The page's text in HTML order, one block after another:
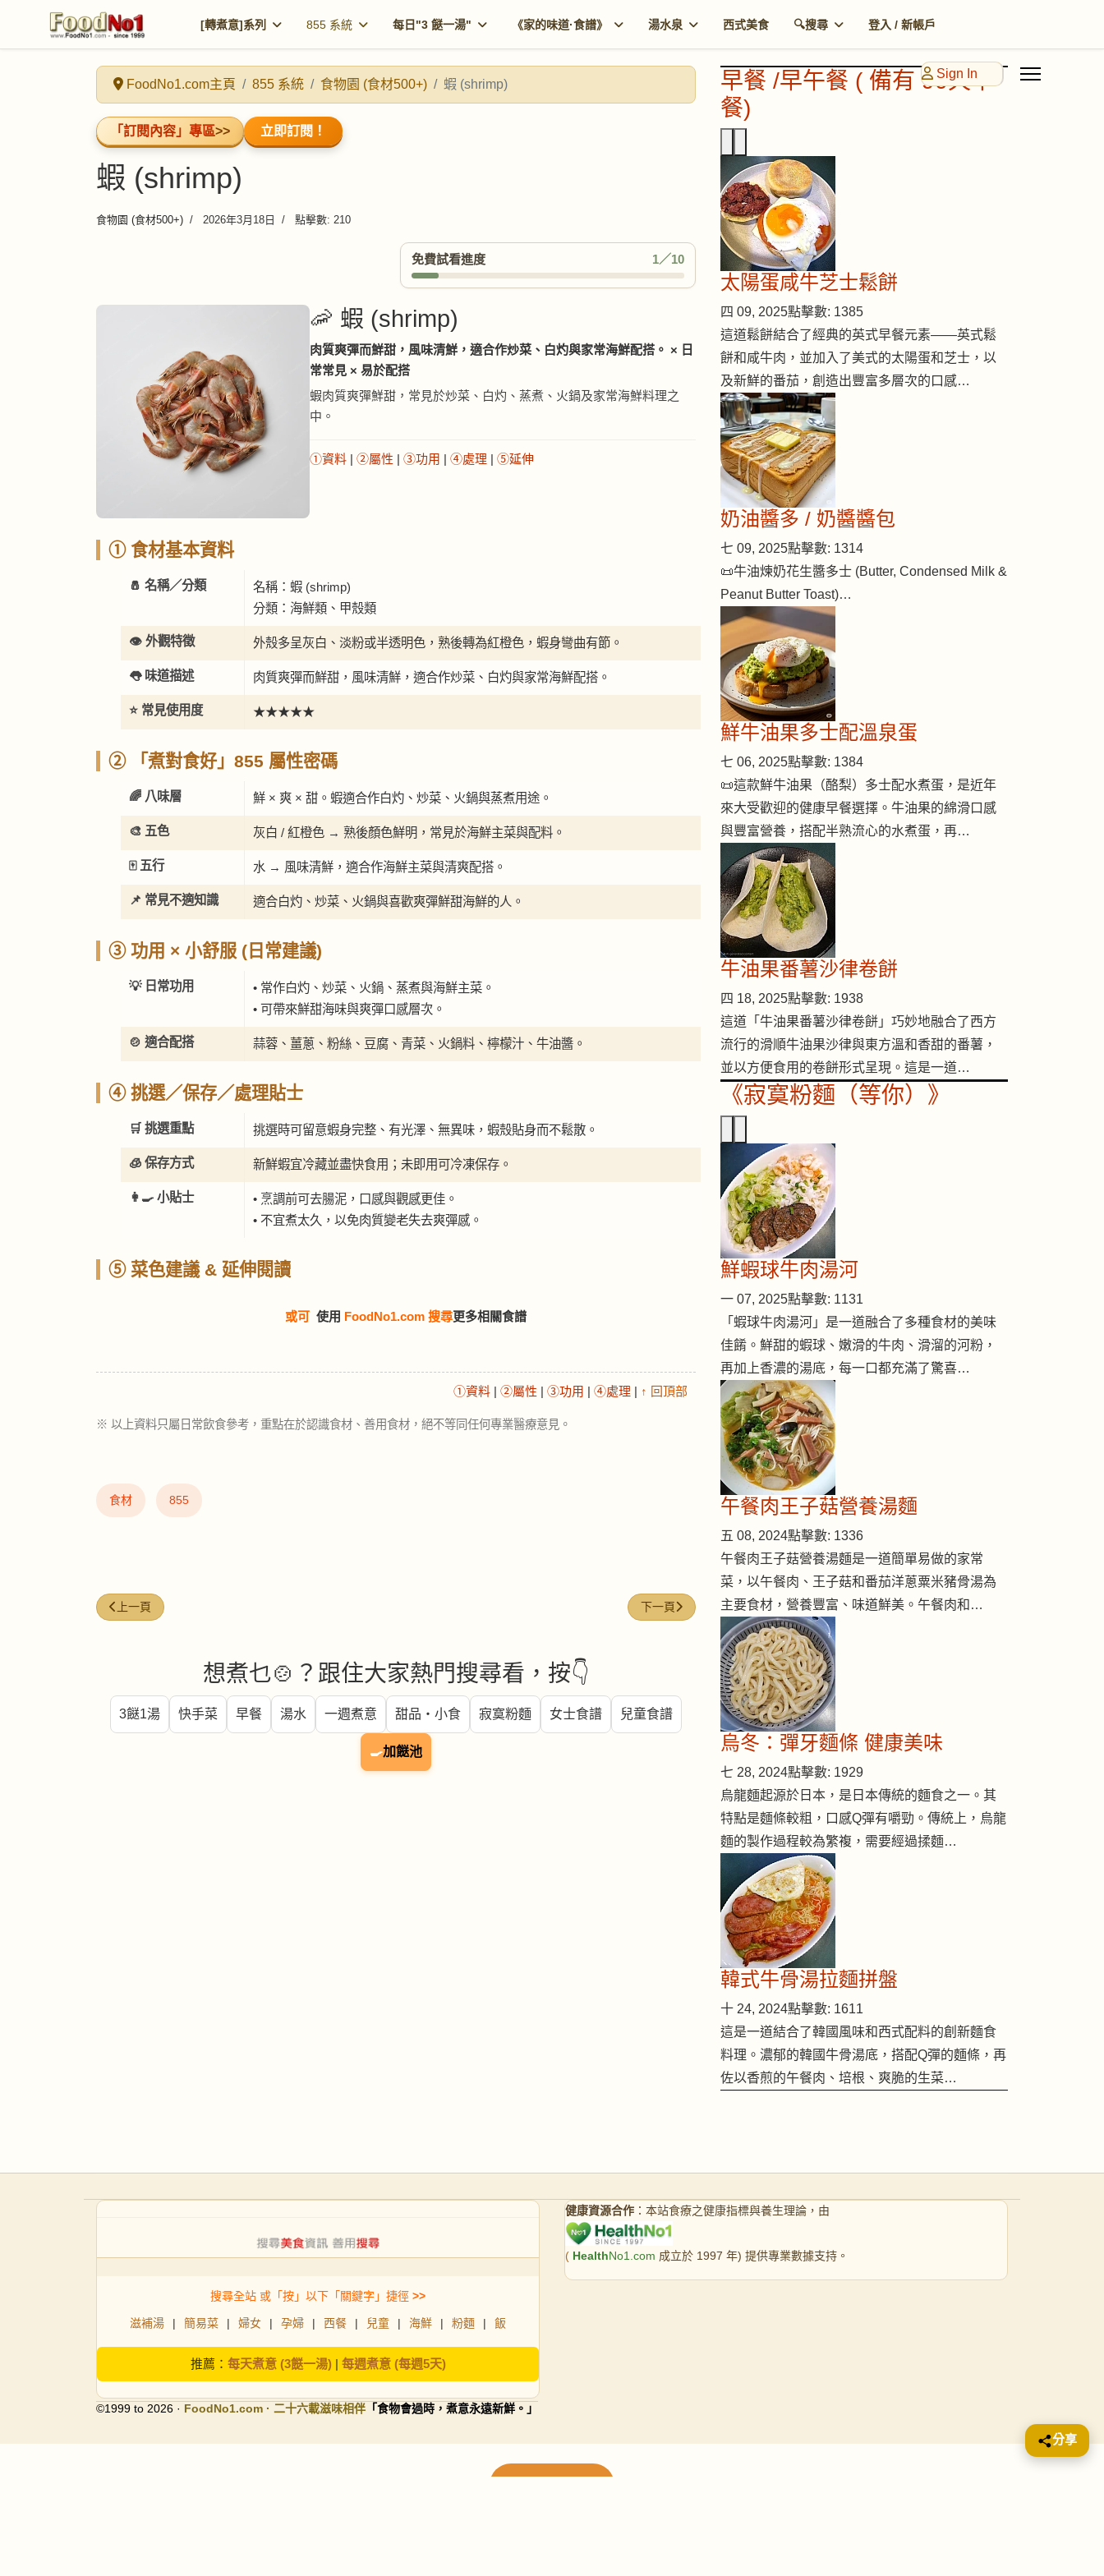
[轉煮意]系列 855 系統 每日"3 餸一湯" 《家的味道·食譜》 湯水泉 西式美食 🔍搜尋 登入 / 新帳戶
Sign In
FoodNo1.com主頁 855 系統 食物園 (食材500+) 蝦 (shrimp)
「訂閱內容」專區>> 立即訂閱！
蝦 (shrimp)
食物園 (食材500+) 2026年3月18日 點擊數: 210
免費試看進度 1／10
🦐 蝦 (shrimp)
肉質爽彈而鮮甜，風味清鮮，適合作炒菜、白灼與家常海鮮配搭。 × 日
常常見 × 易於配搭
蝦肉質爽彈鮮甜，常見於炒菜、白灼、蒸煮、火鍋及家常海鮮料理之
中。
①資料 | ②屬性 | ③功用 | ④處理 | ⑤延伸
① 食材基本資料
🧂 名稱／分類
名稱：蝦 (shrimp)
分類：海鮮類、甲殼類
👁️ 外觀特徵 外殼多呈灰白、淡粉或半透明色，熟後轉為紅橙色，蝦身彎曲有節。
👅 味道描述 肉質爽彈而鮮甜，風味清鮮，適合作炒菜、白灼與家常海鮮配搭。
⭐ 常見使用度 ★★★★★
② 「煮對食好」855 屬性密碼
🌈 八味層 鮮 × 爽 × 甜。蝦適合作白灼、炒菜、火鍋與蒸煮用途。
🎨 五色 灰白 / 紅橙色 → 熟後顏色鮮明，常見於海鮮主菜與配料。
🀄 五行 水 → 風味清鮮，適合作海鮮主菜與清爽配搭。
📌 常見不適知識 適合白灼、炒菜、火鍋與喜歡爽彈鮮甜海鮮的人。
③ 功用 × 小舒服 (日常建議)
💡 日常功用
• 常作白灼、炒菜、火鍋、蒸煮與海鮮主菜。
• 可帶來鮮甜海味與爽彈口感層次。
🍲 適合配搭 蒜蓉、薑蔥、粉絲、豆腐、青菜、火鍋料、檸檬汁、牛油醬。
④ 挑選／保存／處理貼士
🛒 挑選重點 挑選時可留意蝦身完整、有光澤、無異味，蝦殼貼身而不鬆散。
🧊 保存方式 新鮮蝦宜冷藏並盡快食用；未即用可冷凍保存。
👩‍🍳 小貼士
• 烹調前可去腸泥，口感與觀感更佳。
• 不宜煮太久，以免肉質變老失去爽彈感。
⑤ 菜色建議 & 延伸閱讀
或可 使用 FoodNo1.com 搜尋更多相關食譜
①資料 | ②屬性 | ③功用 | ④處理 | ↑ 回頂部
※ 以上資料只屬日常飲食參考，重點在於認識食材、善用食材，絕不等同任何專業醫療意見。
食材 855
上一篇文章: 牛小排 (Beef short ribs)
上一頁 下一篇文章: 鱈魚 (cod)
下一頁
想煮乜🍲？跟住大家熱門搜尋看，按👇
3餸1湯 快手菜 早餐 湯水 一週煮意 甜品・小食 寂寞粉麵 女士食譜 兒童食譜
🍳加餸池
早餐 /早午餐 ( 備有 90天早
餐)
太陽蛋咸牛芝士鬆餅
四 09, 2025點擊數: 1385
這道鬆餅結合了經典的英式早餐元素——英式鬆
餅和咸牛肉，並加入了美式的太陽蛋和芝士，以
及新鮮的番茄，創造出豐富多層次的口感…
奶油醬多 / 奶醬醬包
七 09, 2025點擊數: 1314
📜牛油煉奶花生醬多士 (Butter, Condensed Milk &
Peanut Butter Toast)…
鮮牛油果多士配溫泉蛋
七 06, 2025點擊數: 1384
📜這款鮮牛油果（酪梨）多士配水煮蛋，是近年
來大受歡迎的健康早餐選擇。牛油果的綿滑口感
與豐富營養，搭配半熟流心的水煮蛋，再…
牛油果番薯沙律卷餅
四 18, 2025點擊數: 1938
這道「牛油果番薯沙律卷餅」巧妙地融合了西方
流行的滑順牛油果沙律與東方溫和香甜的番薯，
並以方便食用的卷餅形式呈現。這是一道…
《寂寞粉麵（等你）》
鮮蝦球牛肉湯河
一 07, 2025點擊數: 1131
「蝦球牛肉湯河」是一道融合了多種食材的美味
佳餚。鮮甜的蝦球、嫩滑的牛肉、滑溜的河粉，
再加上香濃的湯底，每一口都充滿了驚喜…
午餐肉王子菇營養湯麵
五 08, 2024點擊數: 1336
午餐肉王子菇營養湯麵是一道簡單易做的家常
菜，以午餐肉、王子菇和番茄洋蔥粟米豬骨湯為
主要食材，營養豐富、味道鮮美。午餐肉和…
烏冬：彈牙麵條 健康美味
七 28, 2024點擊數: 1929
烏龍麵起源於日本，是日本傳統的麵食之一。其
特點是麵條較粗，口感Q彈有嚼勁。傳統上，烏龍
麵的製作過程較為繁複，需要經過揉麵…
韓式牛骨湯拉麵拼盤
十 24, 2024點擊數: 1611
這是一道結合了韓國風味和西式配料的創新麵食
料理。濃郁的韓國牛骨湯底，搭配Q彈的麵條，再
佐以香煎的午餐肉、培根、爽脆的生菜…
搜尋全站 或「按」以下「關鍵字」捷徑 >>
滋補湯 | 簡易菜 | 婦女 | 孕婦 | 西餐 | 兒童 | 海鮮 | 粉麵 | 飯
推薦： 每天煮意 (3餸一湯)| 每週煮意 (每週5天)
©1999 to 2026 · FoodNo1.com · 二十六載滋味相伴 「食物會過時，煮意永遠新鮮。」
健康資源合作 ：本站食療之健康指標與養生理論，由
( HealthNo1.com 成立於 1997 年) 提供專業數據支持。
分享